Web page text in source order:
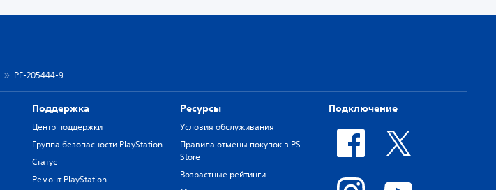
PF-205444-9
Поддержка
Центр поддержки
Группа безопасности PlayStation
Статус
Ремонт PlayStation
Ресурсы
Условия обслуживания
Правила отмены покупок в PS
Store
Возрастные рейтинги
Подключение